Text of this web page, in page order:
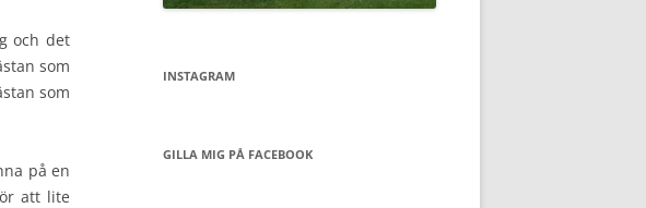
och det
som
som
på en
att lite
INSTAGRAM
GILLA MIG PÅ FACEBOOK